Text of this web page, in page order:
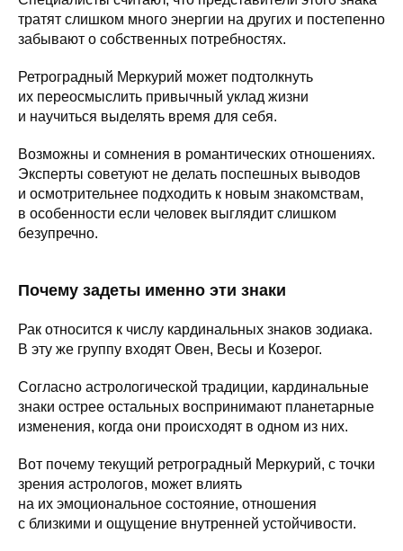
тратят слишком много энергии на других и постепенно
забывают о собственных потребностях.
Ретроградный Меркурий может подтолкнуть
их переосмыслить привычный уклад жизни
и научиться выделять время для себя.
Возможны и сомнения в романтических отношениях.
Эксперты советуют не делать поспешных выводов
и осмотрительнее подходить к новым знакомствам,
в особенности если человек выглядит слишком
безупречно.
Почему задеты именно эти знаки
Рак относится к числу кардинальных знаков зодиака.
В эту же группу входят Овен, Весы и Козерог.
Согласно астрологической традиции, кардинальные
знаки острее остальных воспринимают планетарные
изменения, когда они происходят в одном из них.
Вот почему текущий ретроградный Меркурий, с точки
зрения астрологов, может влиять
на их эмоциональное состояние, отношения
с близкими и ощущение внутренней устойчивости.